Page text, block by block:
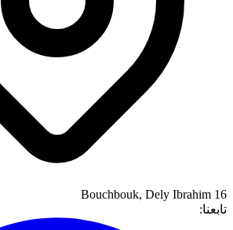
16 Bouchbouk
, Dely Ibrahim
تابعنا: